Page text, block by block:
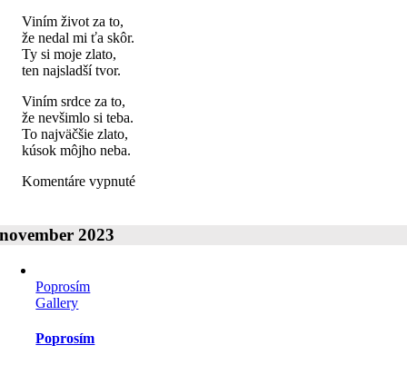
Viním život za to,
že nedal mi ťa skôr.
Ty si moje zlato,
ten najsladší tvor.
Viním srdce za to,
že nevšimlo si teba.
To najväčšie zlato,
kúsok môjho neba.
Komentáre vypnuténa
november 2023
Poprosím
Gallery
Poprosím